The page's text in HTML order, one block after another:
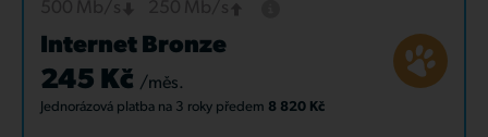
Internet Bronze
245 Kč /měs.
Jednorázová platba na 3 roky předem 8 820 Kč